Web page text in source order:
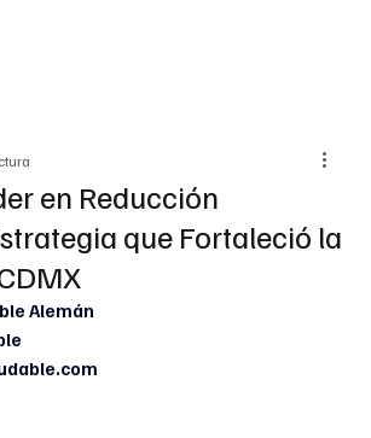
en Reducción
que Fortaleció la
Alemán